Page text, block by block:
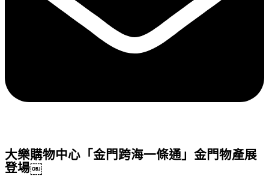
大樂購物中心「金門跨海一條通」金門物產展
登場￼